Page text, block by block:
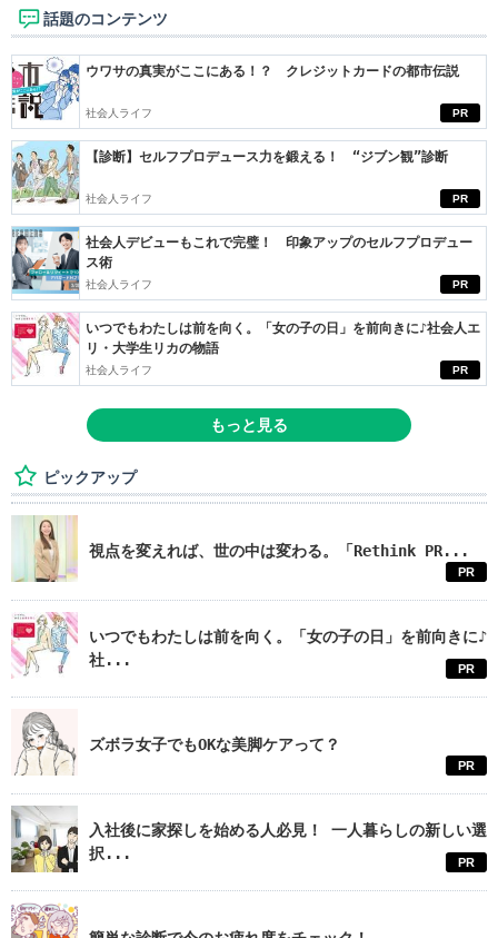
話題のコンテンツ
PR
ウワサの真実がここにある！？ クレジットカードの都市伝説
社会人ライフ
PR
【診断】セルフプロデュース力を鍛える！ “ジブン観”診断
社会人ライフ
PR
社会人デビューもこれで完璧！ 印象アップのセルフプロデュー
ス術
社会人ライフ
PR
いつでもわたしは前を向く。「女の子の日」を前向きに♪社会人エ
リ・大学生リカの物語
社会人ライフ
もっと見る
ピックアップ
視点を変えれば、世の中は変わる。「Rethink PR...
PR
いつでもわたしは前を向く。「女の子の日」を前向きに♪
社...
PR
ズボラ女子でもOKな美脚ケアって？
PR
入社後に家探しを始める人必見！ 一人暮らしの新しい選
択...
PR